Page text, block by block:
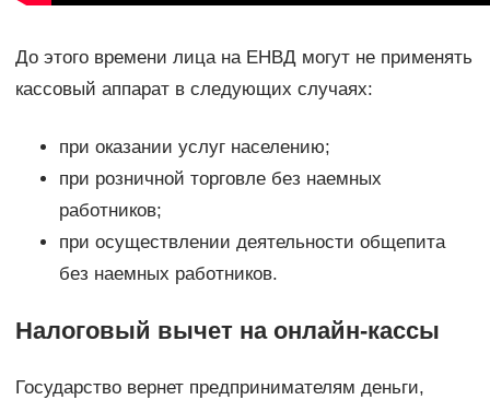
До этого времени лица на ЕНВД могут не применять
кассовый аппарат в следующих случаях:
при оказании услуг населению;
при розничной торговле без наемных
работников;
при осуществлении деятельности общепита
без наемных работников.
Налоговый вычет на онлайн-кассы
Государство вернет предпринимателям деньги,